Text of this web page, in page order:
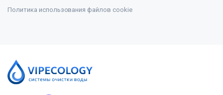
Политика использования файлов cookie